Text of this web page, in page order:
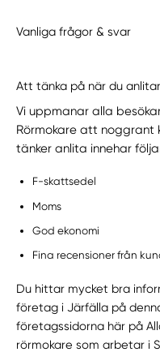
Vanliga frågor & svar
Att tänka på när du
Vi uppmanar alla
Rörmokare att
tänker anlita innehar
F-skattsedel
Moms
God ekonomi
Fina recensioner från
Du hittar mycket bra
företag i Järfälla på
företagssidorna här på
rörmokare som arbetar i